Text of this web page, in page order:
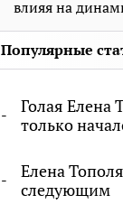
влияя на
Популярные
Голая Елена
только
Елена
следующим